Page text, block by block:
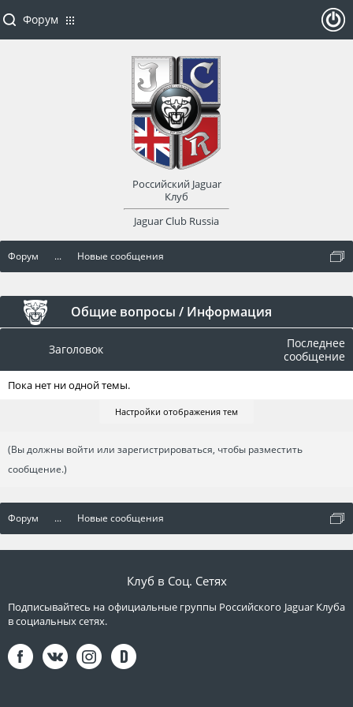
Форум ... Новые сообщения
Общие вопросы / Информация
Заголовок
Последнее
сообщение
Пока нет ни одной темы.
Настройки отображения тем
(Вы должны войти или зарегистрироваться, чтобы разместить
сообщение.)
Форум ... Новые сообщения
Форум
Российский Jaguar
Клуб
Jaguar Club Russia
оват
Клуб в Соц. Сетях
Подписывайтесь на официальные группы Российского Jaguar Клуба
в социальных сетях.